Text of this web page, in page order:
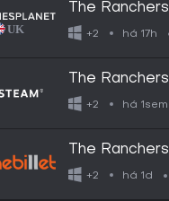
The Ranchers
+2 há 17h
The Ranchers
+2 há 1sem
The Ranchers
+2 há 1d